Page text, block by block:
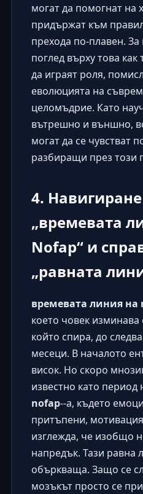
могат да помогнат на
придържат към
прехода по-плавен.
поглед върху това
да играят роля,
еволюцията на
целомъдрие. Като
вътрешно и външно,
могат да се чувстват
разбиращи през този
4.
„времевата
Nofap“ и
„равната
времевата линия на
което човек
който спира, до
месеци. В началото
висок. Но скоро
известно като период
nofap--a, където
притъпени,
изглежда, че изобщо
напредък. Тази равна
объркваща. Защо се
мозъкът просто се